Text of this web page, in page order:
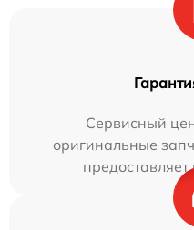
Сервисный
оригинальные